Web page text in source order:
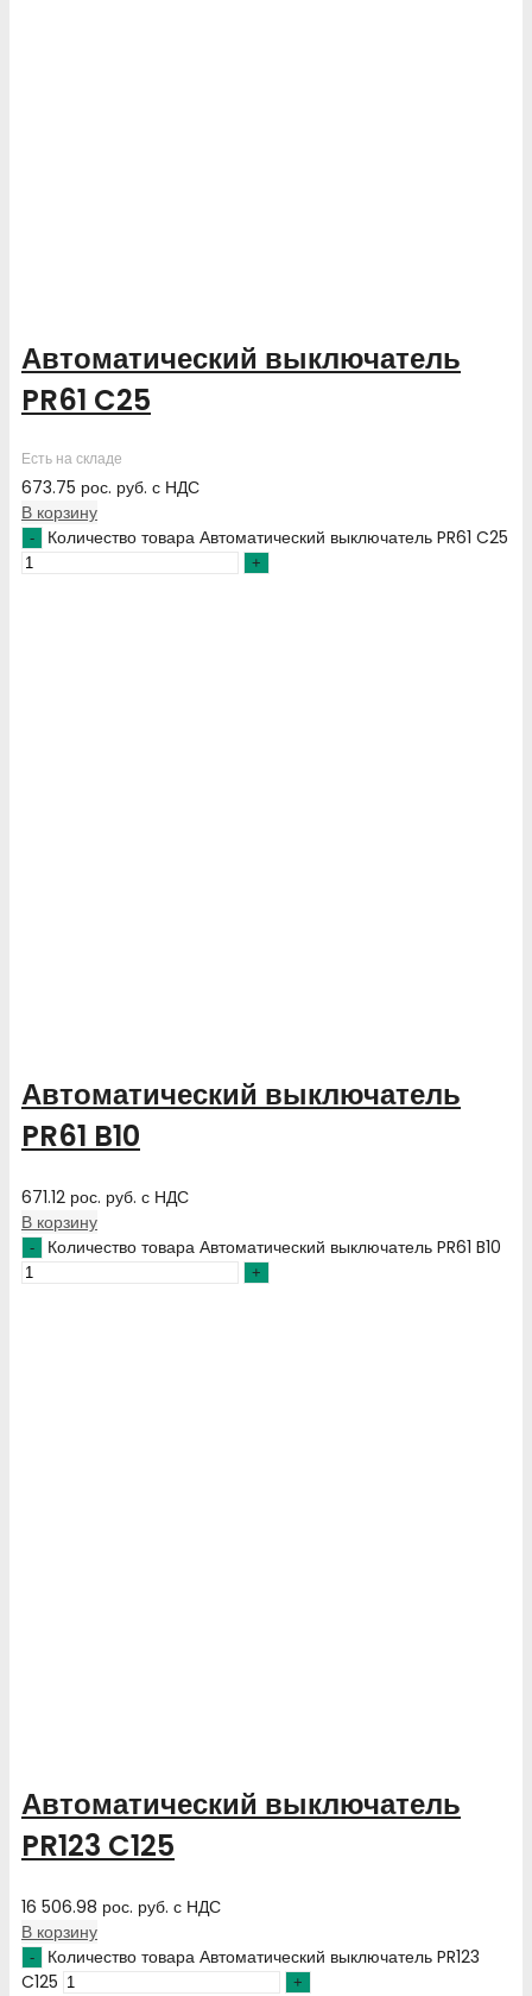
Автоматический выключатель
PR61 C25
Есть на складе
673.75 рос. руб. с НДС
В корзину
Количество товара Автоматический выключатель PR61 C25
Автоматический выключатель
PR61 B10
671.12 рос. руб. с НДС
В корзину
Количество товара Автоматический выключатель PR61 B10
Автоматический выключатель
PR123 C125
16 506.98 рос. руб. с НДС
В корзину
Количество товара Автоматический выключатель PR123
C125